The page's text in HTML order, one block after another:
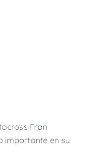
Fran
importante en su